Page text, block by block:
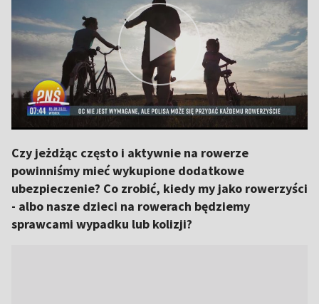
Czy jeżdżąc często i aktywnie na rowerze
powinniśmy mieć wykupione dodatkowe
ubezpieczenie? Co zrobić, kiedy my jako rowerzyści
- albo nasze dzieci na rowerach będziemy
sprawcami wypadku lub kolizji?